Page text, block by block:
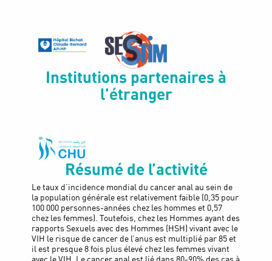
Institutions partenaires à
l'étranger
Résumé de l’activité
Le taux d’incidence mondial du cancer anal au sein de
la population générale est relativement faible (0,35 pour
100 000 personnes-années chez les hommes et 0,57
chez les femmes). Toutefois, chez les Hommes ayant des
rapports Sexuels avec des Hommes (HSH) vivant avec le
VIH le risque de cancer de l’anus est multiplié par 85 et
il est presque 8 fois plus élevé chez les femmes vivant